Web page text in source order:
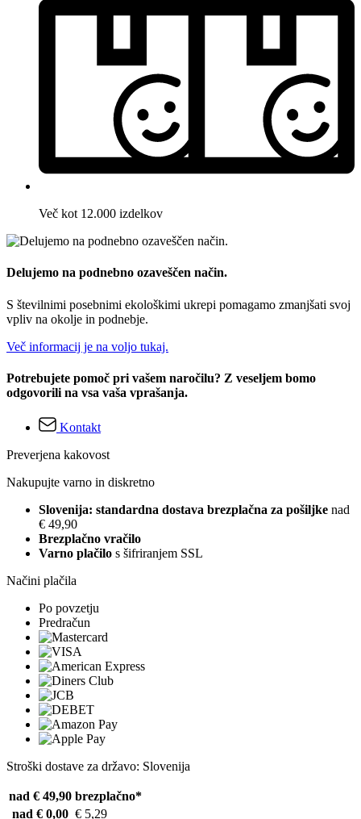
Več kot 12.000 izdelkov
Delujemo na podnebno ozaveščen način.
S številnimi posebnimi ekološkimi ukrepi pomagamo zmanjšati svoj
vpliv na okolje in podnebje.
Več informacij je na voljo tukaj.
Potrebujete pomoč pri vašem naročilu? Z veseljem bomo
odgovorili na vsa vaša vprašanja.
Kontakt
Preverjena kakovost
Nakupujte varno in diskretno
Slovenija: standardna dostava brezplačna za pošiljke nad
€ 49,90
Brezplačno vračilo
Varno plačilo s šifriranjem SSL
Načini plačila
Po povzetju
Predračun
Stroški dostave za državo: Slovenija
nad € 49,90 brezplačno*
nad € 0,00 € 5,29